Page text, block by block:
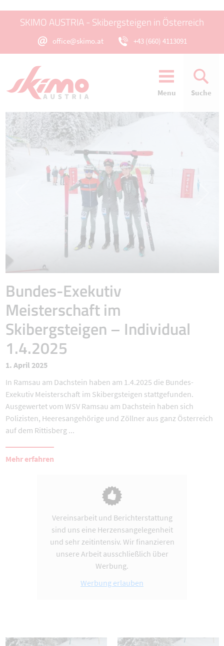
SKIMO AUSTRIA - Skibergsteigen in Österreich
office@skimo.at +43 (660) 4113091
Menu Suche
Bundes-Exekutiv
Meisterschaft im
Skibergsteigen – Individual
1.4.2025
1. April 2025
In Ramsau am Dachstein haben am 1.4.2025 die Bundes-
Exekutiv Meisterschaft im Skibergsteigen stattgefunden.
Ausgewertet vom WSV Ramsau am Dachstein haben sich
Polizisten, Heeresangehörige und Zöllner aus ganz Österreich
auf dem Rittisberg ...
Mehr erfahren
Vereinsarbeit und Berichterstattung
sind uns eine Herzensangelegenheit
und sehr zeitintensiv. Wir finanzieren
unsere Arbeit ausschließlich über
Werbung.
Werbung erlauben